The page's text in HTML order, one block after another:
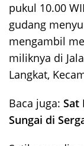
pukul 10.00
gudang
mengambil
miliknya di
Langkat,
Baca juga: Sat
Sungai di